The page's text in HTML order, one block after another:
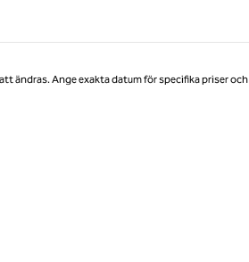
1
ändras. Ange exakta datum för specifika priser och